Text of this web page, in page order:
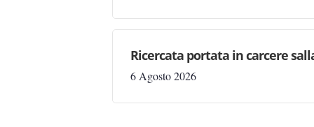
Ricercata portata in carcere
6 Agosto 2026